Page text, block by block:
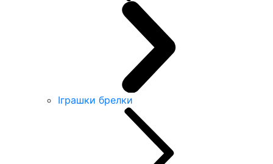
Іграшки брелки